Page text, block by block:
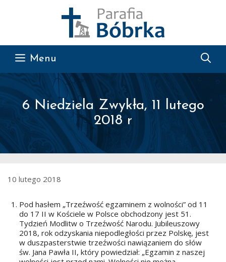
Menu
6 Niedziela Zwykła, 11 lutego
2018 r
10 lutego 2018
Pod hasłem „Trzeźwość egzaminem z wolności” od 11
do 17 II w Kościele w Polsce obchodzony jest 51.
Tydzień Modlitw o Trzeźwość Narodu. Jubileuszowy
2018, rok odzyskania niepodległości przez Polskę, jest
w duszpasterstwie trzeźwości nawiązaniem do słów
św. Jana Pawła II, który powiedział: „Egzamin z naszej